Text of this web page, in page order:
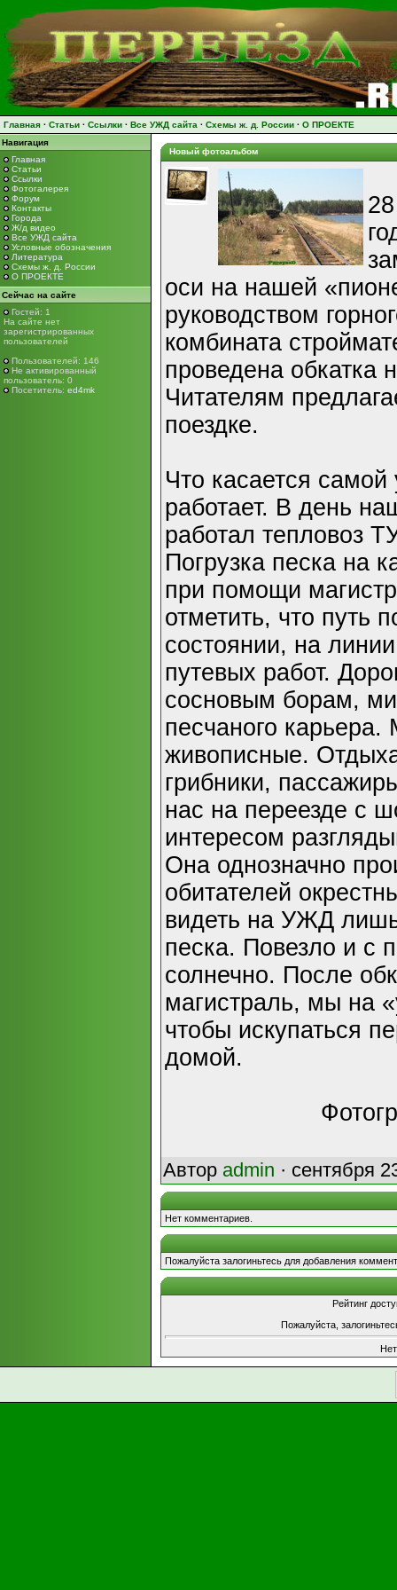
Главная · Статьи · Ссылки · Все УЖД сайта · Схемы ж. д. России · О ПРОЕКТЕ
Навигация
Главная
Статьи
Ссылки
Фотогалерея
Форум
Контакты
Города
Ж/д видео
Все УЖД сайта
Условные обозначения
Литература
Схемы ж. д. России
О ПРОЕКТЕ
Сейчас на сайте
Гостей: 1
На сайте нет
зарегистрированных
пользователей
Пользователей: 146
Не активированный
пользователь: 0
Посетитель: ed4mk
Новый фотоальбом
оси на нашей
руководством
комбината
проведена обкатка
Читателям
поездке.
Что касается самой
работает. В день
работал тепловоз
Погрузка песка на
при помощи
отметить, что путь
состоянии, на
путевых работ.
сосновым борам,
песчаного
живописные.
грибники,
нас на переезде с
интересом
Она однозначно
обитателей
видеть на УЖД
песка. Повезло и с
солнечно. После
магистраль, мы на
чтобы искупаться
домой.
Автор admin · сентября
Нет комментариев.
Пожалуйста залогиньтесь для добавления
Рейтинг
Пожалуйста,